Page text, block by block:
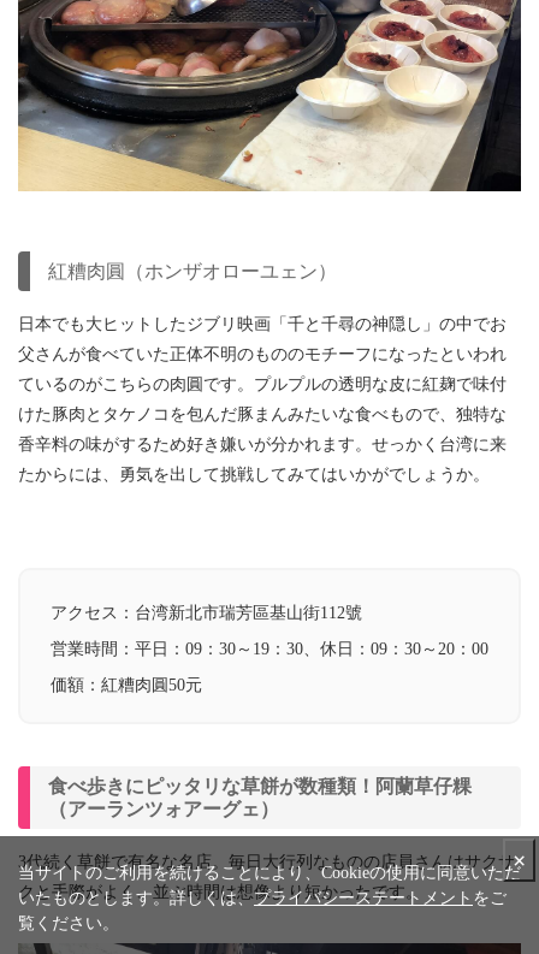
紅糟肉圓（ホンザオローユェン）
日本でも大ヒットしたジブリ映画「千と千尋の神隠し」の中でお
父さんが食べていた正体不明のもののモチーフになったといわれ
ているのがこちらの肉圓 です。 プルプルの透明な皮に紅麹で味付
けた豚肉とタケノコを包んだ豚まんみたいな食べもので、独特な
香辛料の味がするため好き嫌いが分かれます。せっかく台湾に来
たからには、勇気を出して挑戦してみてはいかがでしょうか。
アクセス： 台湾新北市瑞芳區基山街112號
営業時間： 平日：09：30～19：30、 休日：09：30～20：00
価額： 紅糟肉圓50元
食べ歩きにピッタリな草餅が数種類！阿蘭草仔粿
（アーランツォアーグェ）
3代続く草餅で有名な名店。毎日大行列なものの店員さんはサクサ
クと手際がよく、並ぶ時間は想像より短かったです。
×
当サイトのご利用を続けることにより、Cookieの使用に同意いただ
いたものとします。詳しくは、プライバシーステートメント をご
覧ください。